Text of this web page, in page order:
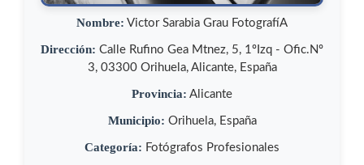
Nombre: Victor Sarabia Grau FotografíA
Dirección: Calle Rufino Gea Mtnez, 5, 1ºIzq - Ofic.Nº
3, 03300 Orihuela, Alicante, España
Provincia: Alicante
Municipio: Orihuela, España
Categoría: Fotógrafos Profesionales